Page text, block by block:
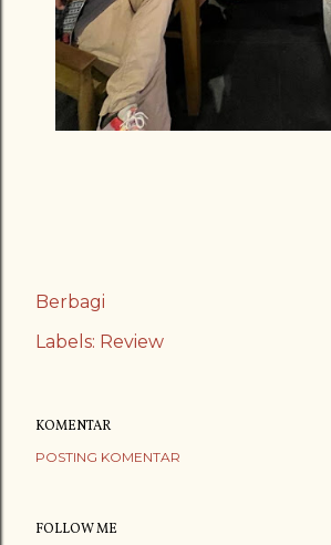
Berbagi
Labels: Review
KOMENTAR
POSTING KOMENTAR
FOLLOW ME